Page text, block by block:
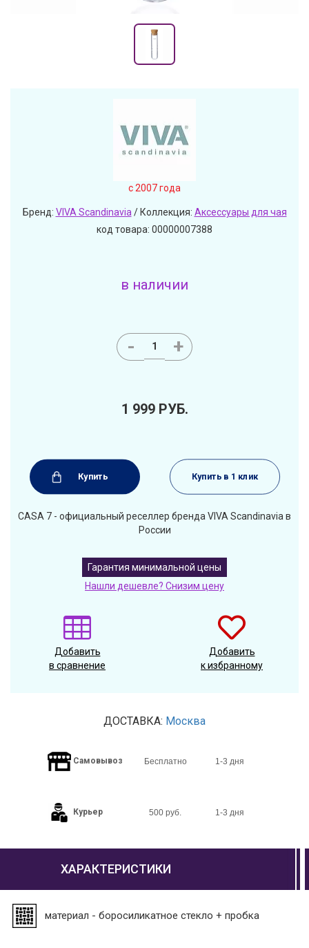
c 2007 года
Бренд: VIVA Scandinavia/ Коллекция: Аксессуары для чая
код товара: 00000007388
в наличии
- +
1 999 РУБ.
Купить Купить в 1 клик
CASA 7 - официальный реселлер бренда VIVA Scandinavia в
России
Гарантия минимальной цены
Нашли дешевле? Снизим цену
Добавить
в сравнение
Добавить
к избранному
ДОСТАВКА: Москва
Самовывоз Бесплатно 1-3 дня
Курьер 500 руб. 1-3 дня
ХАРАКТЕРИСТИКИ
материал - боросиликатное стекло + пробка